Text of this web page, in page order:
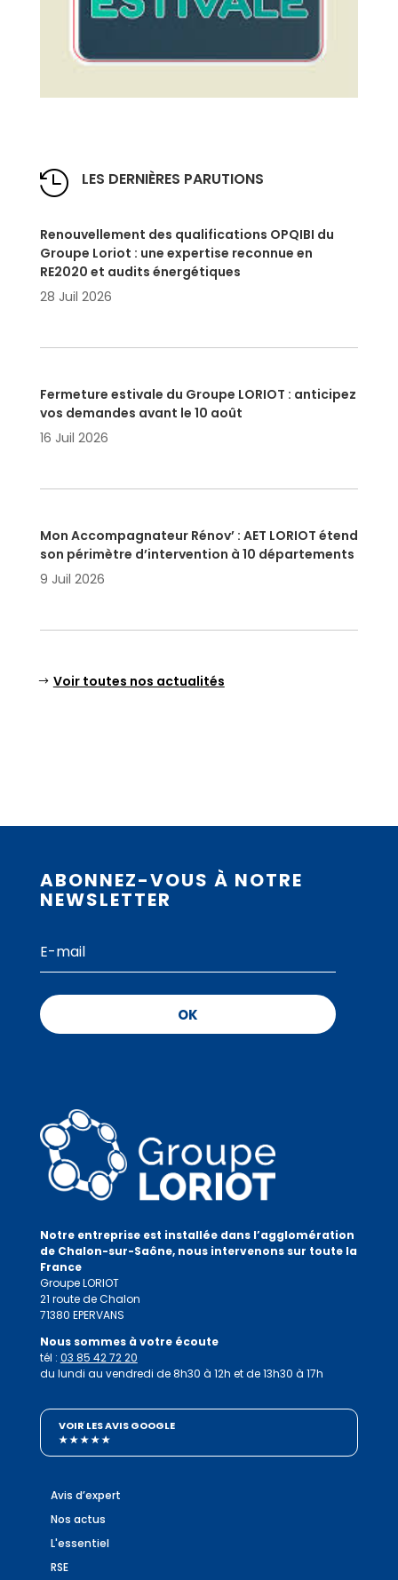
 LES DERNIÈRES PARUTIONS
Renouvellement des qualifications OPQIBI du
Groupe Loriot : une expertise reconnue en
RE2020 et audits énergétiques
28 Juil 2026
Fermeture estivale du Groupe LORIOT : anticipez
vos demandes avant le 10 août
16 Juil 2026
Mon Accompagnateur Rénov’ : AET LORIOT étend
son périmètre d’intervention à 10 départements
9 Juil 2026
Voir toutes nos actualités
ABONNEZ-VOUS À NOTRE
NEWSLETTER
OK
Notre entreprise est installée dans l’agglomération
de Chalon-sur-Saône, nous intervenons sur toute la
France
Groupe LORIOT
21 route de Chalon
71380 EPERVANS
Nous sommes à votre écoute
tél : 03 85 42 72 20
du lundi au vendredi de 8h30 à 12h et de 13h30 à 17h
VOIR LES AVIS GOOGLE
★ ★ ★ ★ ★
Avis d’expert
Nos actus
L'essentiel
RSE